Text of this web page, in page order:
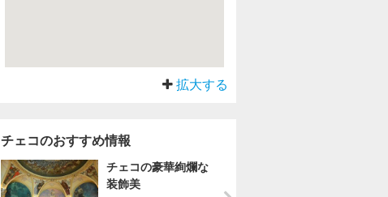
拡大する
チェコのおすすめ情報
チェコの豪華絢爛な
装飾美